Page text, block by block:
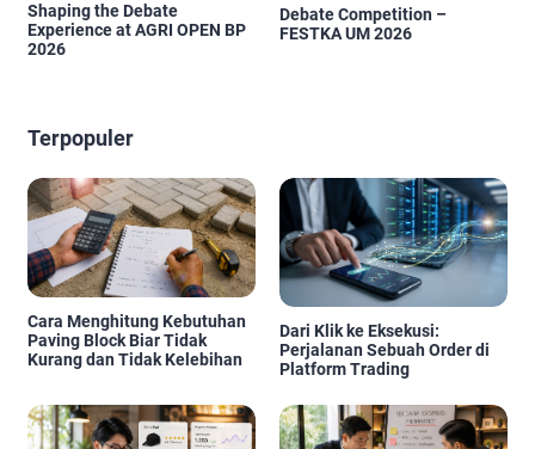
Shaping the Debate
Experience at AGRI OPEN BP
2026
Debate Competition –
FESTKA UM 2026
Terpopuler
Cara Menghitung Kebutuhan
Paving Block Biar Tidak
Kurang dan Tidak Kelebihan
Dari Klik ke Eksekusi:
Perjalanan Sebuah Order di
Platform Trading